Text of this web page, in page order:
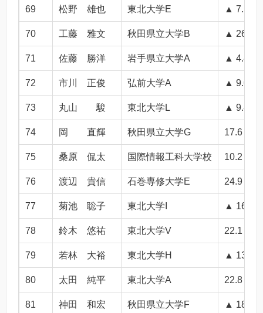
69 松野 雄也 東北大学E ▲ 7.5
70 工藤 雅文 秋田県立大学B ▲ 26.3
71 佐藤 勝洋 岩手県立大学A ▲ 4.4
72 市川 正俊 弘前大学A ▲ 9.0
73 丸山 駿 東北大学L ▲ 9.4
74 岡 直輝 秋田県立大学G 17.6
75 桑原 侃太 国際情報工科大学校 10.2
76 渡辺 貴信 石巻専修大学E 24.9
77 菊池 聡子 東北大学I ▲ 16.0
78 鈴木 悠祐 東北大学V 22.1
79 若林 大裕 東北大学H ▲ 13.3
80 太田 純平 東北大学A 22.8
81 神田 和宏 秋田県立大学F ▲ 18.0